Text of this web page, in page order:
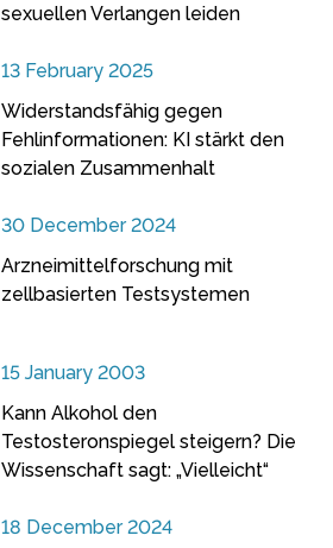
sexuellen Verlangen leiden
13 February 2025
Widerstandsfähig gegen
Fehlinformationen: KI stärkt den
sozialen Zusammenhalt
30 December 2024
Arzneimittelforschung mit
zellbasierten Testsystemen
15 January 2003
Kann Alkohol den
Testosteronspiegel steigern? Die
Wissenschaft sagt: „Vielleicht“
18 December 2024